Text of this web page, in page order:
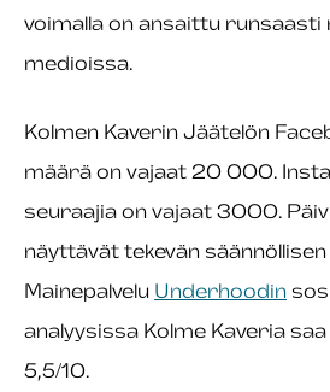
voimalla on ansaittu runsaasti
medioissa.
Kolmen Kaverin Jäätelön
määrä on vajaat 20 000.
seuraajia on vajaat 3000.
näyttävät tekevän
Mainepalvelu Underhoodin
analyysissa Kolme Kaveria
5,5/10.